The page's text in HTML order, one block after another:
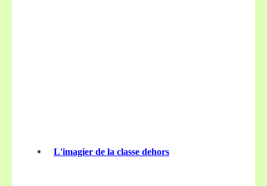
L'imagier de la classe dehors